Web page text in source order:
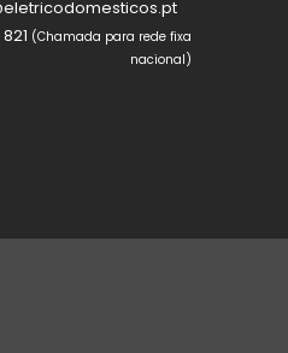
(Chamada para rede fixa
nacional)